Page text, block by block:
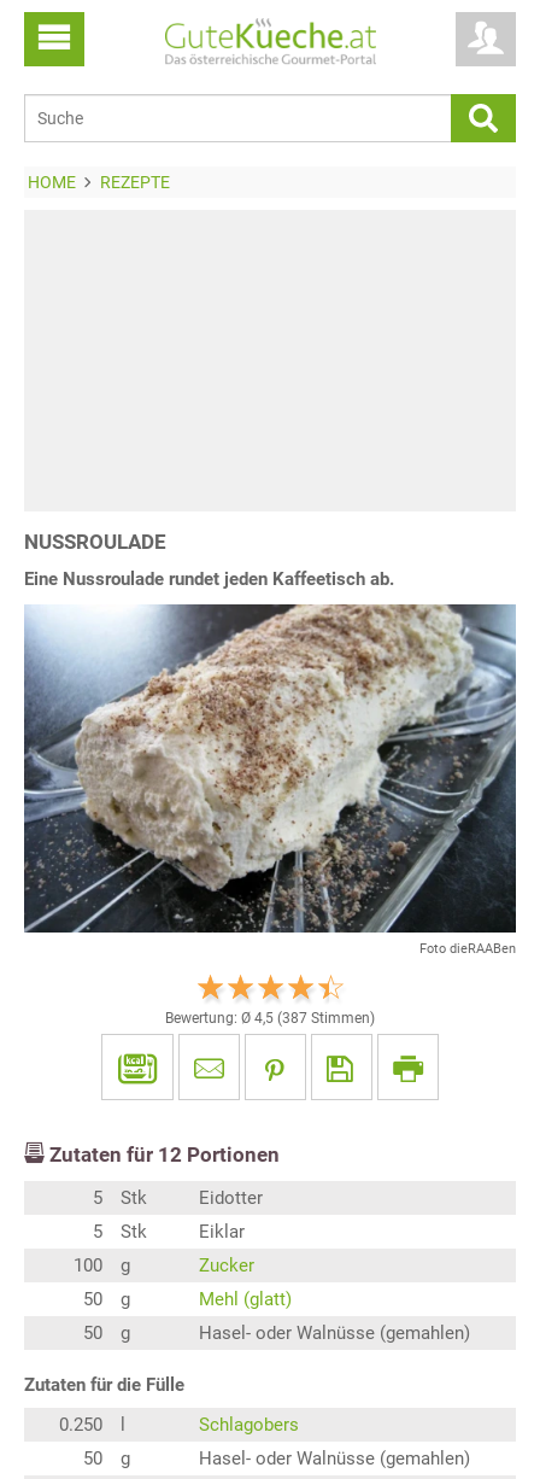
HOME REZEPTE
NUSSROULADE
Eine Nussroulade rundet jeden Kaffeetisch ab.
Foto dieRAABen
Bewertung: Ø 4,5 (387 Stimmen)
Zutaten für 12 Portionen
5 Stk
Eidotter
5
Stk
Eiklar
100
g
Zucker
50
g
Mehl (glatt)
50
g Hasel- oder Walnüsse (gemahlen)
Zutaten für die Fülle
0.250
Schlagobers
50
g
Hasel- oder Walnüsse (gemahlen)